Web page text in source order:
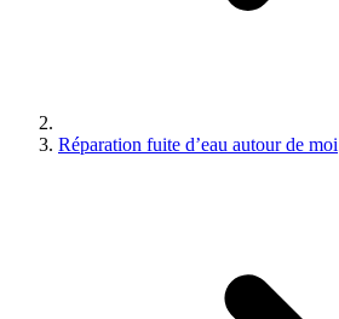
Réparation fuite d’eau autour de moi